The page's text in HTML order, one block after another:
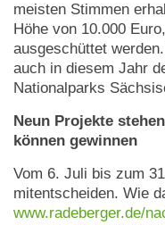
meisten Stimmen
Höhe von 10.000
ausgeschüttet
auch in diesem Jahr
Nationalparks
Neun Projekte
können gewinnen
Vom 6. Juli bis zum
mitentscheiden. Wie
www.radeberger.de/